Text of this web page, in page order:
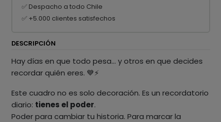
✅ Despacho a todo Chile
✅ +5.000 clientes satisfechos
DESCRIPCIÓN
Hay días en que todo pesa… y otros en que decides
recordar quién eres. 💙⚡
Este cuadro no es solo decoración. Es un recordatorio
diario: tienes el poder.
Poder para cambiar tu historia. Para marcar la